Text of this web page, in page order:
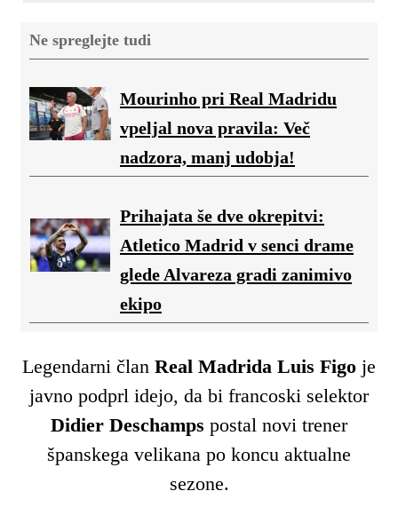
Ne spreglejte tudi
Mourinho pri Real Madridu
vpeljal nova pravila: Več
nadzora, manj udobja!
Prihajata še dve okrepitvi:
Atletico Madrid v senci drame
glede Alvareza gradi zanimivo
ekipo
Legendarni član Real Madrida Luis Figo je
javno podprl idejo, da bi francoski selektor
Didier Deschamps postal novi trener
španskega velikana po koncu aktualne
sezone.